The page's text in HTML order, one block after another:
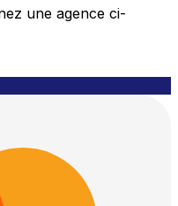
une agence ci-